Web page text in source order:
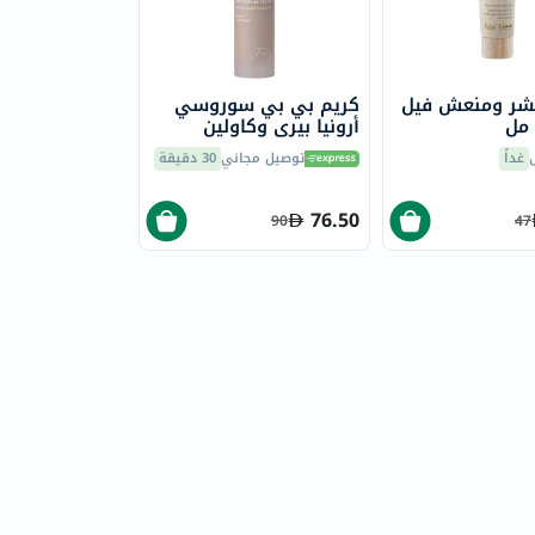
كريم بي بي سوروسي
أرونيا بيري وكاولين
لتجديد البشرة 30 مل
توصيل مجاني30 دقيقة
76.50
90
ومنعش فيل
غداً
47